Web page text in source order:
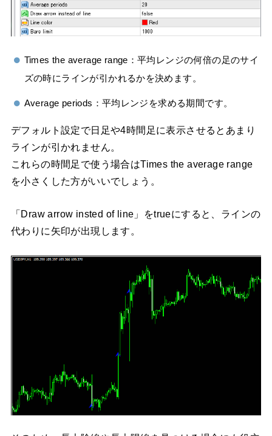
Times the average range：平均レンジの何倍の足のサイ
ズの時にラインが引かれるかを決めます。
Average periods：平均レンジを求める期間です。
デフォルト設定で日足や4時間足に表示させるとあまり
ラインが引かれません。
これらの時間足で使う場合はTimes the average range
を小さくした方がいいでしょう。
「Draw arrow insted of line」をtrueにすると、ラインの
代わりに矢印が出現します。